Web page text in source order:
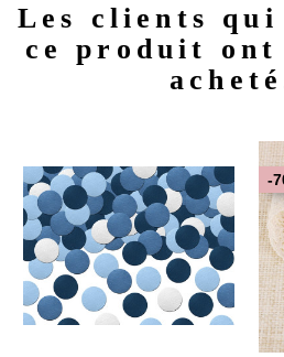
Les clients qui
ce produit ont
-